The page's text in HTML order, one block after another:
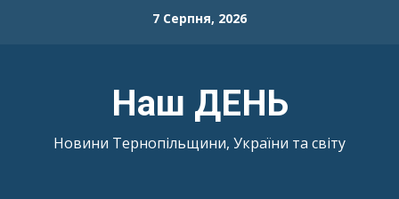
7 Серпня, 2026
Наш ДЕНЬ
Новини Тернопільщини, України та світу